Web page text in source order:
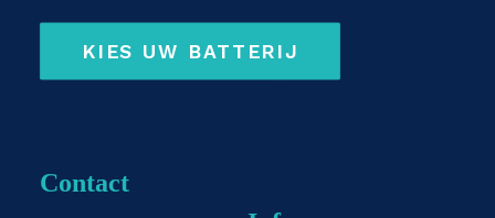
KIES UW BATTERIJ
Contact